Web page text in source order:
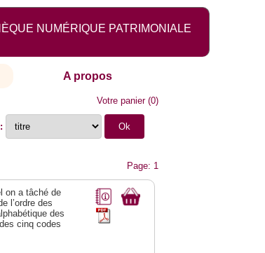
NUMÉRIQUE PATRIMONIALE
A propos
Votre panier(0)
Page: 1
on a tâché de
l’ordre des
des
cinq codes